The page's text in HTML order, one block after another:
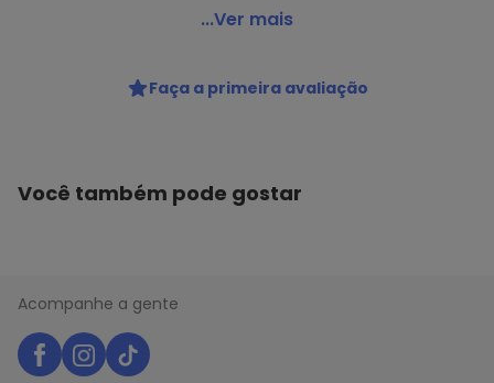
Penalty - Kit Penalty X Camiseta e Bermuda Masculino
Código do produto: 22940655
...Ver mais
Faça a primeira avaliação
Você também pode gostar
Acompanhe a gente